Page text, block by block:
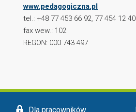
www.pedagogiczna.pl
tel.: +48 77 453 66 92, 77 454 12 40
fax wew.: 102
REGON: 000 743 497
Dla pracowników